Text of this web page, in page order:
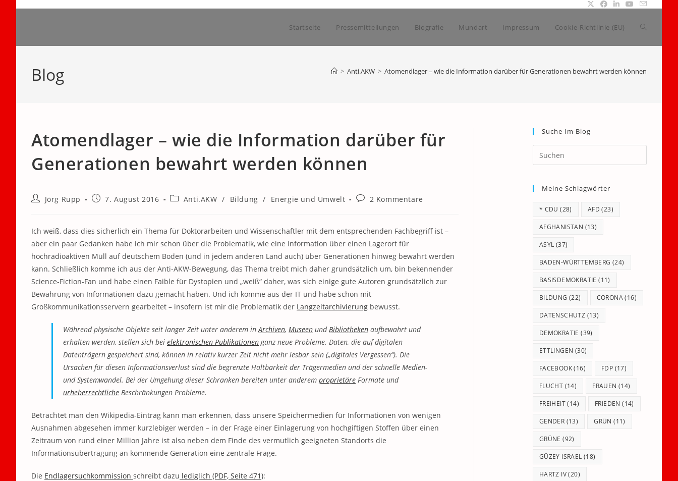
Startseite Pressemitteilungen Biografie Mundart Impressum Cookie-Richtlinie (EU) Website-
Blog > Anti.AKW > Atomendlager – wie die Information darüber für Generationen bewahrt werden können
Atomendlager – wie die Information darüber für
Generationen bewahrt werden können
Beitrags-
Jörg Rupp
Beitrag7. August 2016
Beitrags-
Anti.AKW / Bildung / Energie und Umwelt
Beitrags-
2 Kommentare
Ich weiß, dass dies sicherlich ein Thema für Doktorarbeiten und Wissenschaftler mit dem entsprechenden Fachbegriff ist –
aber ein paar Gedanken habe ich mir schon über die Problematik, wie eine Information über einen Lagerort für
hochradioaktiven Müll auf deutschem Boden (und in jedem anderen Land auch) über Generationen hinweg bewahrt werden
kann. Schließlich komme ich aus der Anti-AKW-Bewegung, das Thema treibt mich daher grundsätzlich um, bin bekennender
Science-Fiction-Fan und habe einen Faible für Dystopien und „weiß“ daher, was sich einige gute Autoren grundsätzlich zur
Bewahrung von Informationen dazu gemacht haben. Und ich komme aus der IT und habe schon mit
Großkommunikationsservern gearbeitet – insofern ist mir die Problematik der Langzeitarchivierung bewusst.
Während physische Objekte seit langer Zeit unter anderem inArchiven, Museen undBibliotheken aufbewahrt und
erhalten werden, stellen sich bei elektronischen Publikationenganz neue Probleme. Daten, die auf digitalen
Datenträgern gespeichert sind, können in relativ kurzer Zeit nicht mehr lesbar sein („digitales Vergessen“). Die
Ursachen für diesen Informationsverlust sind die begrenzte Haltbarkeit der Trägermedien und der schnelle Medien-
und Systemwandel. Bei der Umgehung dieser Schranken bereiten unter anderem proprietäre Formate und
urheberrechtliche Beschränkungen Probleme.
Betrachtet man den Wikipedia-Eintrag kann man erkennen, dass unsere Speichermedien für Informationen von wenigen
Ausnahmen abgesehen immer kurzlebiger werden – in der Frage einer Einlagerung von hochgiftigen Stoffen über einen
Zeitraum von rund einer Million Jahre ist also neben dem Finde des vermutlich geeigneten Standorts die
Informationsübertragung an kommende Generation eine zentrale Frage.
Die Endlagersuchkommission schreibt dazu lediglich (PDF, Seite 471):
Suche Im Blog
Escape
Meine Schlagwörter
* CDU (28) AFD (23)
AFGHANISTAN (13)
ASYL (37)
BADEN-WÜRTTEMBERG (24)
BASISDEMOKRATIE (11)
BILDUNG (22) CORONA(16)
DATENSCHUTZ (13)
DEMOKRATIE (39)
ETTLINGEN (30)
FACEBOOK(16) FDP (17)
FLUCHT (14) FRAUEN (14)
FREIHEIT(14) FRIEDEN (14)
GENDER (13) GRÜN (11)
GRÜNE (92)
GÜZEY ISRAEL (18)
HARTZ IV(20)